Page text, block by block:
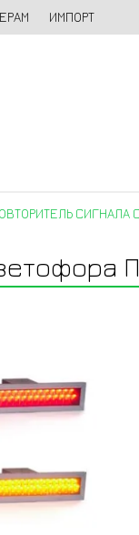
ИМПОРТ
СИГНАЛА